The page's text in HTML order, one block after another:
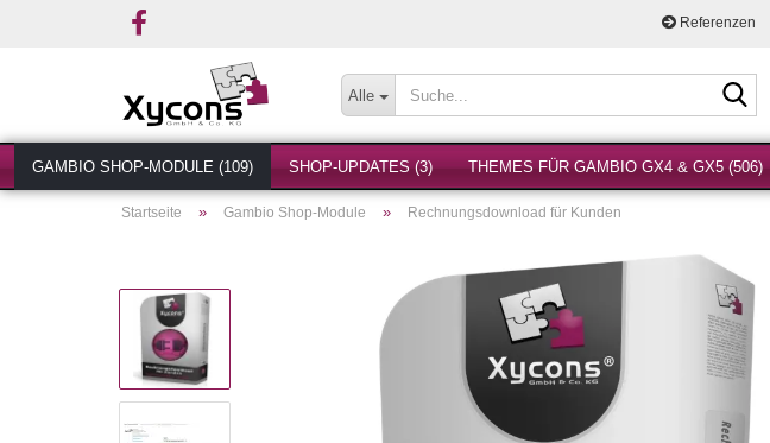
Referenzen
Alle
GAMBIO SHOP-MODULE (109) SHOP-UPDATES (3) THEMES FÜR GAMBIO GX4 & GX5 (506)
Startseite » Gambio Shop-Module » Rechnungsdownload für Kunden